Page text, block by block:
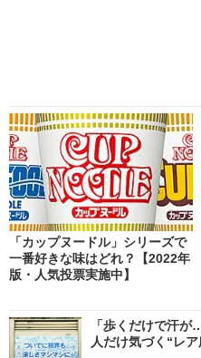
「カップヌードル」シリーズで
一番好きな味はどれ？【2022年
版・人気投票実施中】
「歩くだけで汗
人だけ気づく“レア